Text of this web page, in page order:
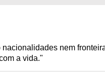
nem
a vida."